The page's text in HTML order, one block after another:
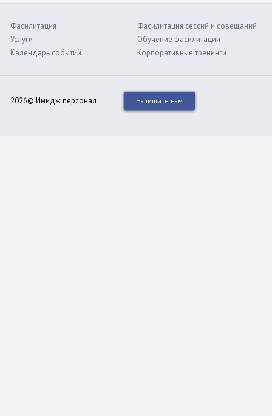
Фасилитация
Услуги
Календарь событий
Фасилитация сессий и совещаний
Обучение фасилитации
Корпоративные тренинги
2026© Имидж персонал Напишите нам